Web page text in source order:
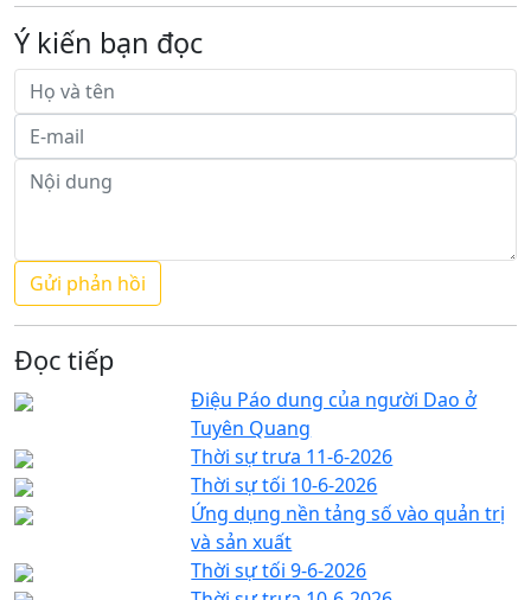
Ý kiến bạn đọc
Đọc tiếp
Điệu Páo dung của người Dao ở
Tuyên Quang
Thời sự trưa 11-6-2026
Thời sự tối 10-6-2026
Ứng dụng nền tảng số vào quản trị
và sản xuất
Thời sự tối 9-6-2026